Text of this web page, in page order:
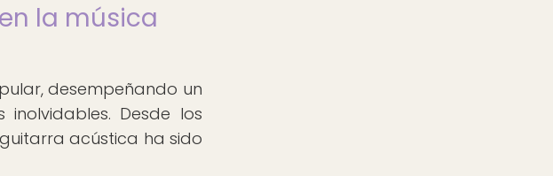
la música
desempeñando un
Desde los
acústica ha sido